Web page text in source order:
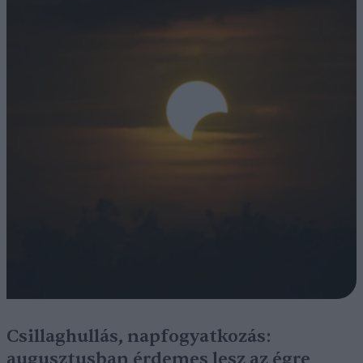
Csillaghullás, napfogyatkozás: